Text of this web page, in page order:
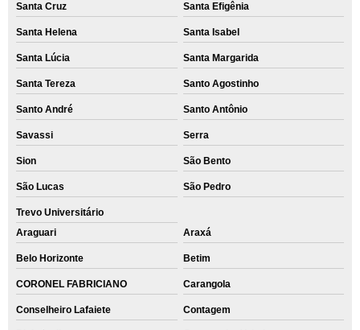
Santa Cruz Santa Efigênia
Santa Helena Santa Isabel
Santa Lúcia Santa Margarida
Santa Tereza Santo Agostinho
Santo André Santo Antônio
Savassi Serra
Sion São Bento
São Lucas São Pedro
Trevo Universitário
Araguari
Araxá
Belo Horizonte Betim
CORONEL FABRICIANO Carangola
Conselheiro Lafaiete Contagem